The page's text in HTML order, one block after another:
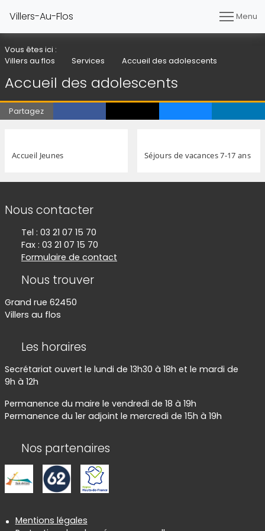
Villers-Au-Flos Menu
Vous êtes ici :
Villers au flos
Services Accueil des adolescents
Accueil des adolescents
Partagez
Accueil Jeunes Séjours de vacances 7-17 ans
Informations de contact
Nous contacter
Tel : 03 21 07 15 70
Fax : 03 21 07 15 70
Formulaire de contact
Nous trouver
Grand rue 62450
Villers au flos
Les horaires
Secrétariat ouvert le lundi de 13h30 à 18h et le mardi de
9h à 12h
Permanence du maire le vendredi de 18 à 19h
Permanence du 1er adjoint le mercredi de 15h à 19h
Nos partenaires
Informations réglementaires
Mentions légales